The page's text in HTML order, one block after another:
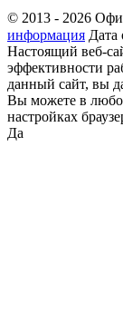
© 2013 - 2026
информация Дата
Настоящий веб-
эффективности
данный сайт, вы
Вы можете в
настройках
Да